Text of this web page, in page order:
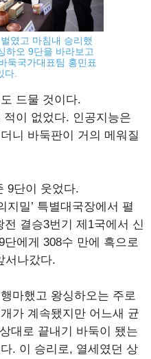
였고 마침내 승리했
하오 9단을 바라보고
둑국가대표팀 홍민표
다.
드물 것이다.
이 없었다. 인공지능은
니 바둑판이 거의 메워질
9단이 웃었다.
지밀’ 특별대국장에서 펼
결승3번기 제1국에서 신
에게 308수 만에 흑으로
서나갔다.
마했고 왕싱하오는 주로
가 계속됐지만 어느새 균
대로 끝내기 바둑이 됐는
. 이 승리로, 열세였던 상